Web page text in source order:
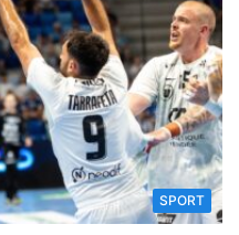
SPORT